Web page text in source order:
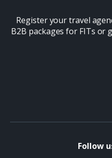
Register your travel
B2B packages for FITs or
Follow